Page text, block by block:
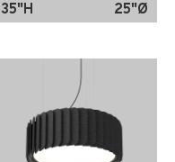
35"H 25"Ø